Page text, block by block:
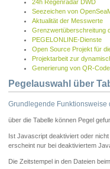
24h Regenradar DWD
Seezeichen von
Aktualität der Messwerte
Grenzwertüberschreitung
PEGELONLINE-Dienste
Open Source Projekt für
Projektarbeit zur
Generierung von QR-
Pegelauswahl über
Grundlegende Funktionsweise
über die Tabelle können Pegel
Ist Javascript deaktiviert oder
erscheint nur bei deaktiviertem
Die Zeitstempel in den Dateien